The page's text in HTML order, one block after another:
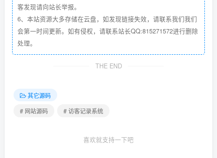
客发现请向站长举报。
6、本站资源大多存储在云盘，如发现链接失效，请联系我们我们
会第一时间更新。如有侵权，请联系站长QQ:815271572进行删除
处理。
THE END
其它源码
# 网站源码
# 访客记录系统
喜欢就支持一下吧